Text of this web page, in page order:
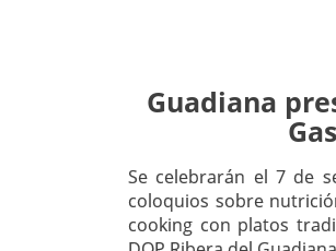
Guadiana
Se celebrarán el 7 de
coloquios sobre
cooking con platos